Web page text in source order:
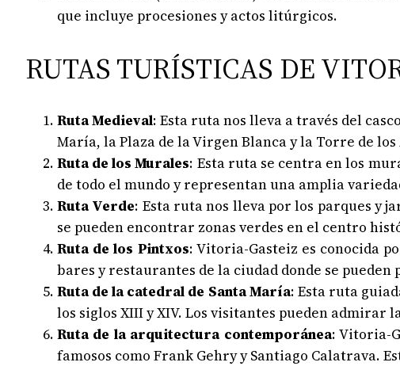
que incluye procesiones y actos litúrgicos.
RUTAS TURÍSTICAS DE
Ruta Medieval: Esta ruta nos lleva a través del
María, la Plaza de la Virgen Blanca y la Torre de los
Ruta de los Murales: Esta ruta se centra en los
de todo el mundo y representan una amplia
Ruta Verde: Esta ruta nos lleva por los parques y
se pueden encontrar zonas verdes en el centro
Ruta de los Pintxos: Vitoria-Gasteiz es conocida
bares y restaurantes de la ciudad donde se
Ruta de la catedral de Santa María: Esta ruta
los siglos XIII y XIV. Los visitantes pueden
Ruta de la arquitectura contemporánea: Vitoria-
famosos como Frank Gehry y Santiago Calatrava.